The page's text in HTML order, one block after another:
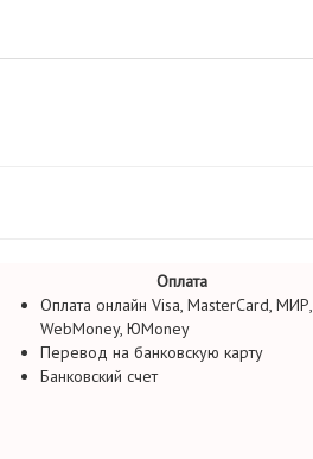
Оплата
Оплата онлайн Visa, MasterCard, МИР,
WebMoney, ЮMoney
Перевод на банковскую карту
Банковский счет